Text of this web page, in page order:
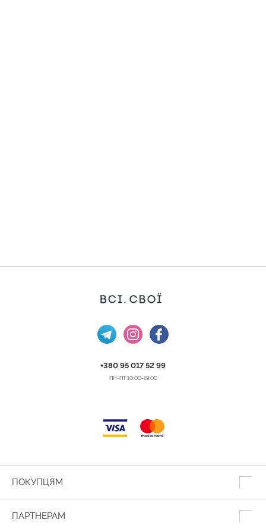
+380 95 017 52 99
ПН-ПТ 10:00-19:00
ПОКУПЦЯМ
ПАРТНЕРАМ